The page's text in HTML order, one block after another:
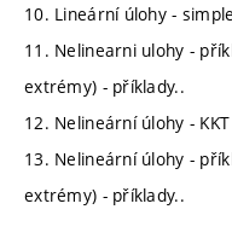
10. Lineární úlohy -
11. Nelinearni ulohy -
extrémy) - příklady..
12. Nelineární úlohy -
13. Nelineární úlohy -
extrémy) - příklady..